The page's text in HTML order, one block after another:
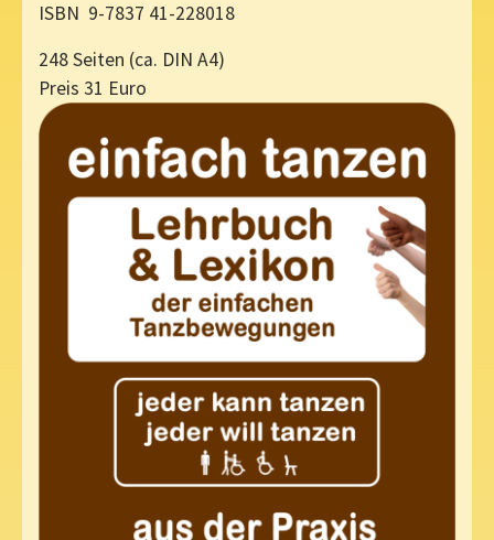
ISBN 9-7837 41-228018
248 Seiten (ca. DIN A4)
Preis 31 Euro